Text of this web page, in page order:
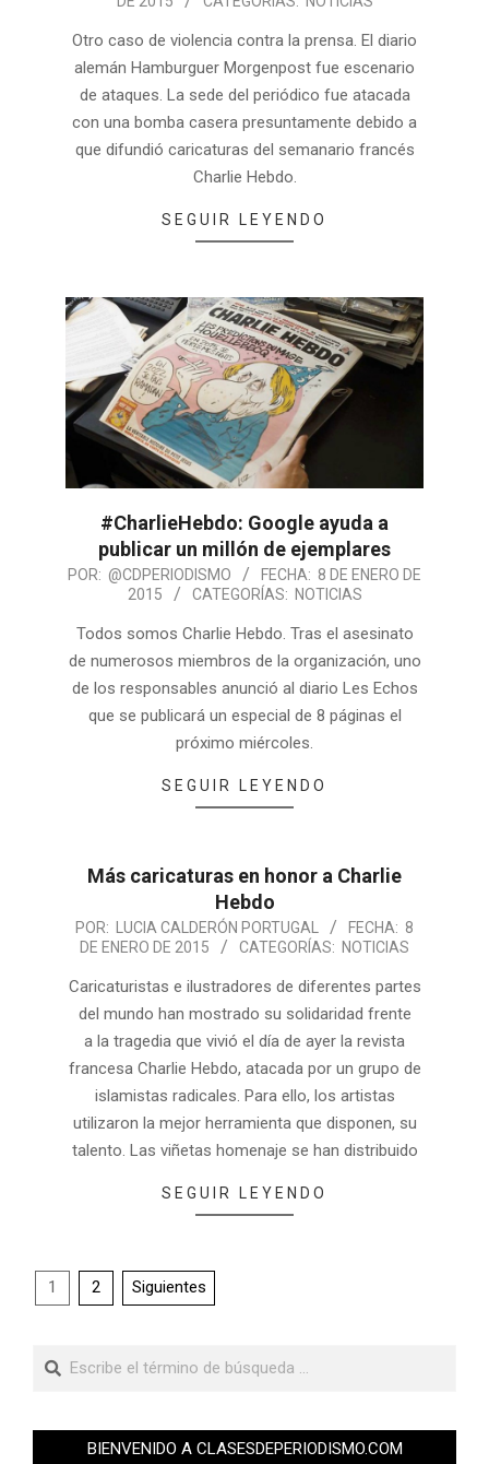
Otro caso de violencia contra la prensa. El diario
alemán Hamburguer Morgenpost fue escenario
de ataques. La sede del periódico fue atacada
con una bomba casera presuntamente debido a
que difundió caricaturas del semanario francés
Charlie Hebdo.
SEGUIR LEYENDO
#CharlieHebdo: Google ayuda a
publicar un millón de ejemplares
POR: @CDPERIODISMO FECHA: 8 DE ENERO DE
2015
CATEGORÍAS: NOTICIAS
Todos somos Charlie Hebdo. Tras el asesinato
de numerosos miembros de la organización, uno
de los responsables anunció al diario Les Echos
que se publicará un especial de 8 páginas el
próximo miércoles.
SEGUIR LEYENDO
Más caricaturas en honor a Charlie
Hebdo
POR: LUCIA CALDERÓN PORTUGAL FECHA: 8
DE ENERO DE 2015
CATEGORÍAS: NOTICIAS
Caricaturistas e ilustradores de diferentes partes
del mundo han mostrado su solidaridad frente
a la tragedia que vivió el día de ayer la revista
francesa Charlie Hebdo, atacada por un grupo de
islamistas radicales. Para ello, los artistas
utilizaron la mejor herramienta que disponen, su
talento. Las viñetas homenaje se han distribuido
SEGUIR LEYENDO
1 2 Siguientes
BIENVENIDO A CLASESDEPERIODISMO.COM